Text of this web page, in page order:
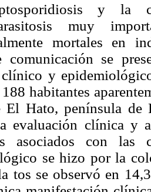
y la
muy
mortales en
comunicación se
y
habitantes
Hato, península de
evaluación clínica y
asociados con las
se hizo por la
tos se observó en